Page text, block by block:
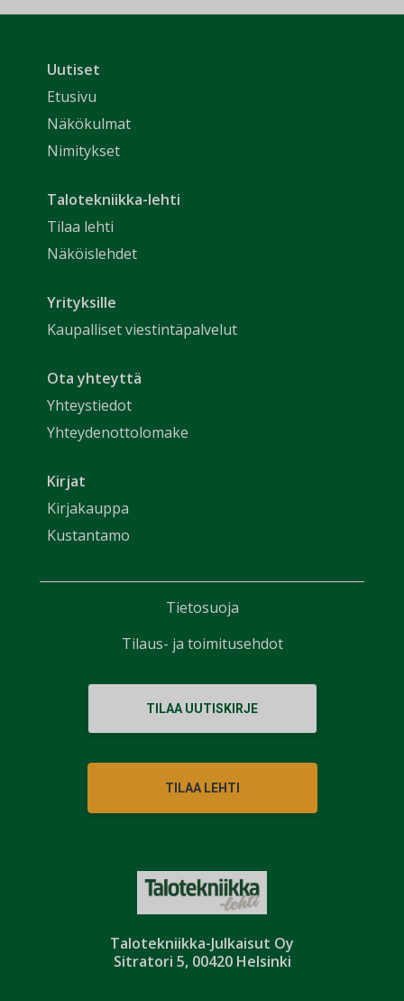
Talotekniikka-Julkaisut Oy
Sitratori 5, 00420 Helsinki
Uutiset
Etusivu
Näkökulmat
Nimitykset
Talotekniikka-lehti
Tilaa lehti
Näköislehdet
Yrityksille
Kaupalliset viestintäpalvelut
Ota yhteyttä
Yhteystiedot
Yhteydenottolomake
Kirjat
Kirjakauppa
Kustantamo
TILAA UUTISKIRJE
TILAA LEHTI
Tietosuoja
Tilaus- ja toimitusehdot